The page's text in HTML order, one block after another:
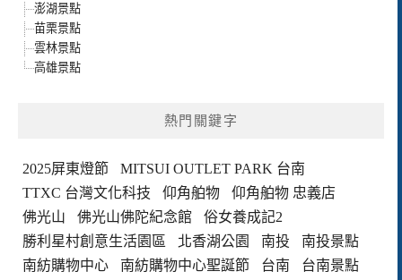
澎湖景點
苗栗景點
雲林景點
高雄景點
熱門關鍵字
2025屏東燈節
MITSUI OUTLET PARK 台南
TTXC 台灣文化科技
仰角舶物
仰角舶物 忠義店
佛光山
佛光山佛陀紀念館
俗女養成記2
勝利星村創意生活園區
北香湖公園 南投
南投景點
南紡購物中心
南紡購物中心聖誕節 台南
台南景點